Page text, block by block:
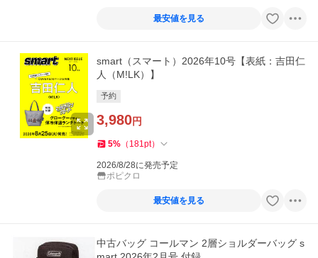
最安値を見る
smart（スマート）2026年10号【表紙：吉田仁
人（M!LK）】
予約
3,980円
5% （ 181pt）
2026/8/28に発売予定
ポピクロ
最安値を見る
中古バッグ コールマン 2層ショルダーバッグ s